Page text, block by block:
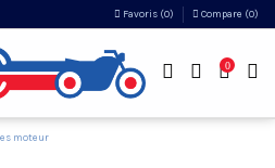
Favoris (0) Compare (0)
0
moteur